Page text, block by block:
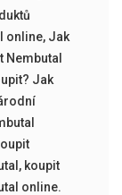
online, Jak
Nembutal
Jak
, koupit
online.